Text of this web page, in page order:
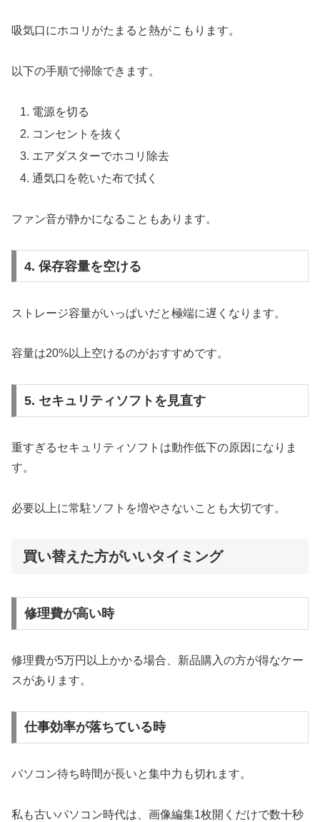
吸気口にホコリがたまると熱がこもります。
以下の手順で掃除できます。
電源を切る
コンセントを抜く
エアダスターでホコリ除去
通気口を乾いた布で拭く
ファン音が静かになることもあります。
4. 保存容量を空ける
ストレージ容量がいっぱいだと極端に遅くなります。
容量は20%以上空けるのがおすすめです。
5. セキュリティソフトを見直す
重すぎるセキュリティソフトは動作低下の原因になりま
す。
必要以上に常駐ソフトを増やさないことも大切です。
買い替えた方がいいタイミング
修理費が高い時
修理費が5万円以上かかる場合、新品購入の方が得なケー
スがあります。
仕事効率が落ちている時
パソコン待ち時間が長いと集中力も切れます。
私も古いパソコン時代は、画像編集1枚開くだけで数十秒